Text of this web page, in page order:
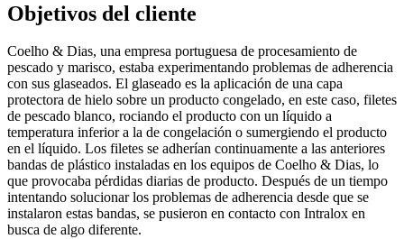
Objetivos del cliente
Coelho & Dias, una empresa portuguesa de procesamiento de
pescado y marisco, estaba experimentando problemas de adherencia
con sus glaseados. El glaseado es la aplicación de una capa
protectora de hielo sobre un producto congelado, en este caso, filetes
de pescado blanco, rociando el producto con un líquido a
temperatura inferior a la de congelación o sumergiendo el producto
en el líquido. Los filetes se adherían continuamente a las anteriores
bandas de plástico instaladas en los equipos de Coelho & Dias, lo
que provocaba pérdidas diarias de producto. Después de un tiempo
intentando solucionar los problemas de adherencia desde que se
instalaron estas bandas, se pusieron en contacto con Intralox en
busca de algo diferente.